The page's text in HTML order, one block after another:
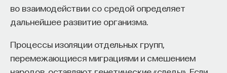
во взаимодействии со средой определяет
дальнейшее развитие организма.
Процессы изоляции отдельных групп,
перемежающиеся миграциями и смешением